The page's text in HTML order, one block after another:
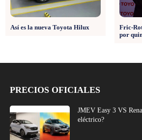
Así es la nueva Toyota Hilux
Fric-
por
PRECIOS OFICIALES
JMEV Easy 3 VS
eléctrico?